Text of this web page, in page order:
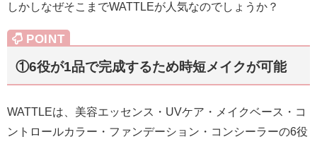
しかしなぜそこまでWATTLEが人気なのでしょうか？
①6役が1品で完成するため時短メイクが可能
WATTLEは、美容エッセンス・UVケア・メイクベース・コ
ントロールカラー・ファンデーション・コンシーラーの6役